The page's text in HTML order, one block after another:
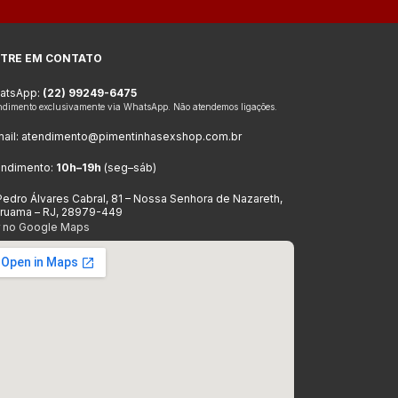
EM CONTATO
(22) 99249-6475
exclusivamente via WhatsApp. Não atendemos ligações.
atendimento@pimentinhasexshop.com.br
10h–19h (seg–sáb)
Álvares Cabral, 81 – Nossa Senhora de Nazareth,
– RJ, 28979-449
no Google Maps